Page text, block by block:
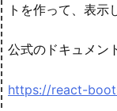
トを作って、表示
公式のドキュメン
https://react-